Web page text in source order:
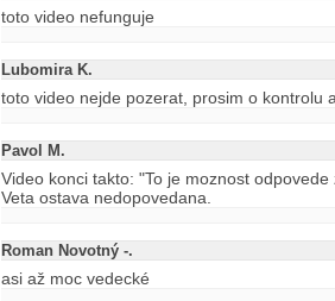
toto video nefunguje
Lubomira K.
toto video nejde pozerat, prosim o kontrolu
Pavol M.
Video konci takto: "To je moznost
Veta ostava nedopovedana.
Roman Novotný -.
asi až moc vedecké